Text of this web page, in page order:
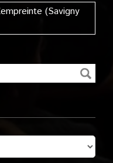
(Savigny